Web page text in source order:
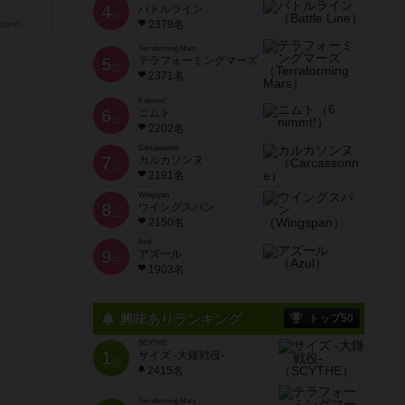
4位
バトルライン
2379名
5 位
Terraforming Mars
テラフォーミングマーズ
2371名
6 位
ニムト
2202名
7 位
Carcassonne
カルカソンヌ
2191名
8 位
Wingspan
ウイングスパン
2150名
9 位
Azul
アズール
1903名
興味ありランキング トップ50
1位
SCYTHE
サイズ -大鎌戦役-
2415名
Terraforming Mars